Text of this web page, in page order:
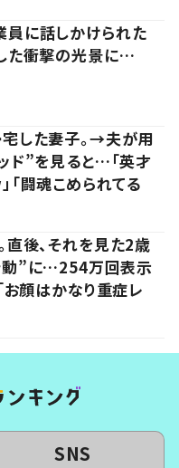
に話しかけられた
た衝撃の光景に…
した妻子。→夫が用
ド”を見ると…「英才
闘魂こめられてる
直後、それを見た2歳
”に…254万回表示
お顔はかなり重症レ
SNS